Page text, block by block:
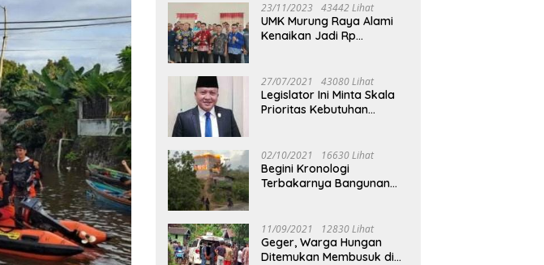
23/11/2023 43442 Lihat
UMK Murung Raya Alami
Kenaikan Jadi Rp
27/07/2021 43080 Lihat
Legislator Ini Minta Skala
Prioritas Kebutuhan
02/10/2021 16630 Lihat
Begini Kronologi
Terbakarnya Bangunan
11/09/2021 12830 Lihat
Geger, Warga Hungan
Ditemukan Membusuk di